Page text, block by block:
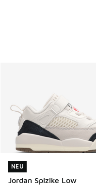
NEU
Jordan Spizike Low
NEU